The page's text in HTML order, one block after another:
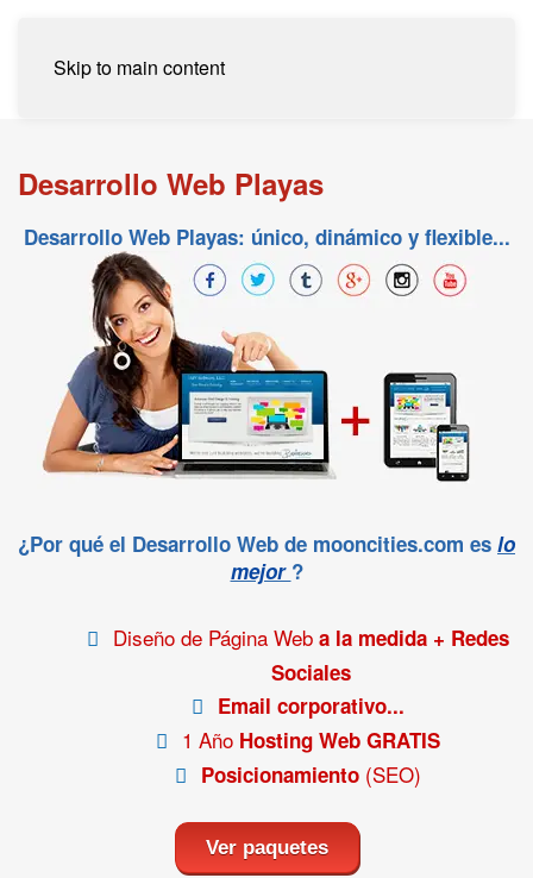
Skip to main content
Desarrollo Web Playas
Desarrollo Web Playas: único, dinámico y flexible...
¿Por qué el Desarrollo Web de mooncities.com es lo
mejor ?
Diseño de Página Web a la medida + Redes
Sociales
Email corporativo...
1 Año Hosting Web GRATIS
Posicionamiento(SEO)
Ver paquetes